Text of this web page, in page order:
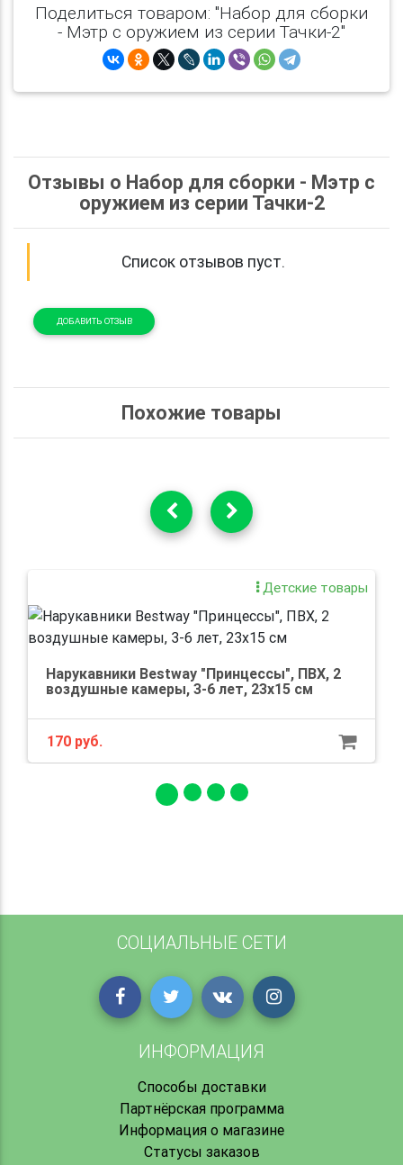
Поделиться товаром: "Набор для сборки
- Мэтр с оружием из серии Тачки-2"
Отзывы о Набор для сборки - Мэтр с
оружием из серии Тачки-2
Список отзывов пуст.
ДОБАВИТЬ ОТЗЫВ
Похожие товары
Детские товары
Нарукавники Bestway "Принцессы", ПВХ, 2
воздушные камеры, 3-6 лет, 23x15 см
170 руб.
СОЦИАЛЬНЫЕ СЕТИ
ИНФОРМАЦИЯ
Способы доставки
Партнёрская программа
Информация о магазине
Статусы заказов